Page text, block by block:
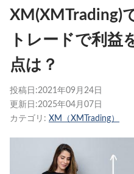
XM(XMTrading)
トレードで利益
点は？
投稿日:2021年09月24日
更新日:2025年04月07日
カテゴリ: XM（XMTrading）